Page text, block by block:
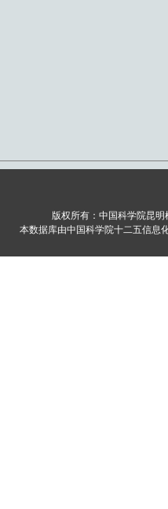
版权所有：中国科学院昆
本数据库由中国科学院十二五信息